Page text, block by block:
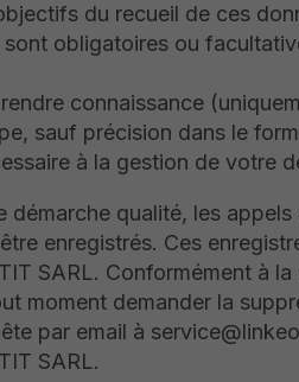
du recueil de ces
sont obligatoires ou
connaissance
sauf précision dans le
à la gestion de votre
démarche qualité, les
enregistrés. Ces
SARL. Conformément à
moment demander la
par email à
SARL.